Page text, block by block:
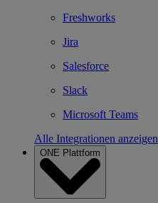
Freshworks
Jira
Salesforce
Slack
Microsoft Teams
Alle Integrationen anzeigen
ONE Plattform